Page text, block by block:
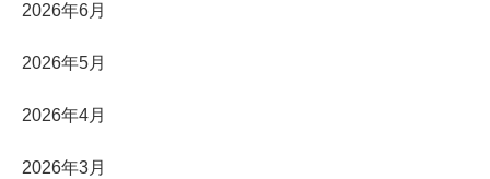
2026年6月
2026年5月
2026年4月
2026年3月